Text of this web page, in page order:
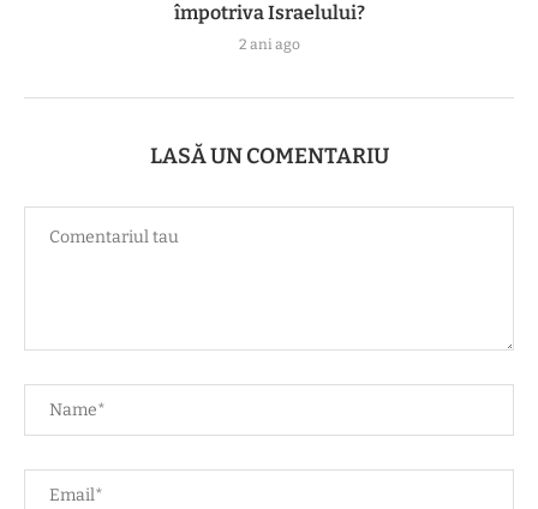
împotriva Israelului?
2 ani ago
LASĂ UN COMENTARIU